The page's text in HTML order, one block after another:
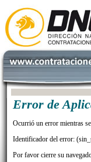
Error de
Ocurrió un error mientras
Identificador del error:
Por favor cierre su